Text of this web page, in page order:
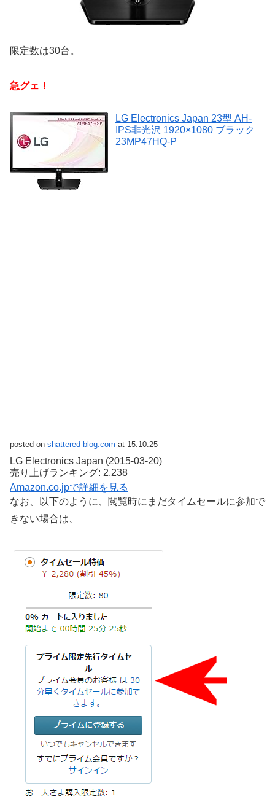
限定数は30台。
急グェ！
LG Electronics Japan 23型 AH-
IPS非光沢 1920×1080 ブラック
23MP47HQ-P
posted on shattered-blog.com at 15.10.25
LG Electronics Japan (2015-03-20)
売り上げランキング: 2,238
Amazon.co.jpで詳細を見る
なお、以下のように、閲覧時にまだタイムセールに参加で
きない場合は、